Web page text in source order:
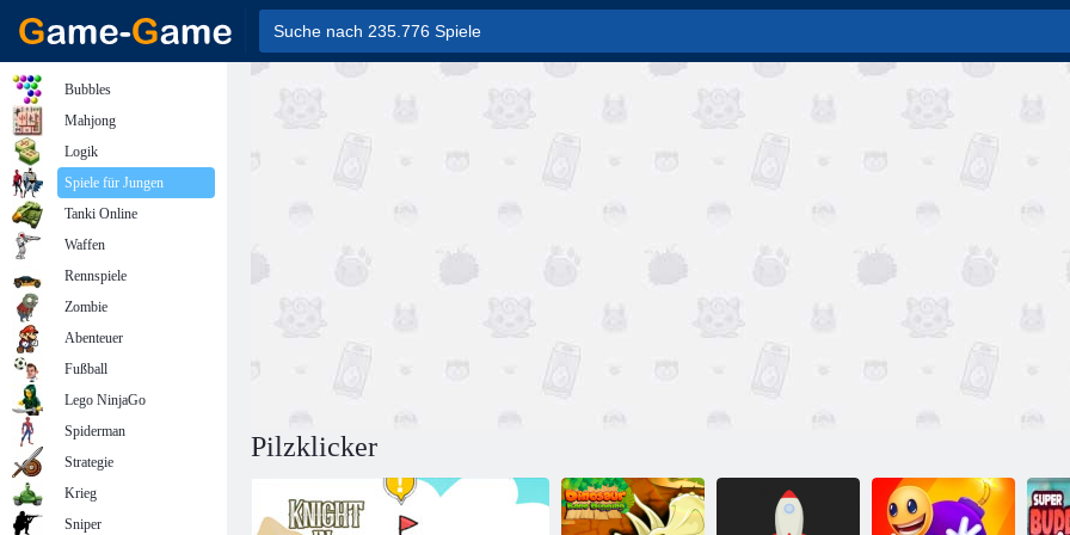
Pilzklicker
Bubbles
Mahjong
Logik
Spiele für Jungen
Tanki Online
Waffen
Rennspiele
Zombie
Abenteuer
Fußball
Lego NinjaGo
Spiderman
Strategie
Krieg
Sniper